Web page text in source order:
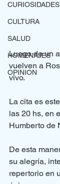
CURIOSIDADES
CULTURA
SALUD
HOMENAJES
OPINION
Luego de un
vuelven a
vivo.
La cita es
las 20 hs, en
Humberto de
De esta
su alegría,
repertorio en